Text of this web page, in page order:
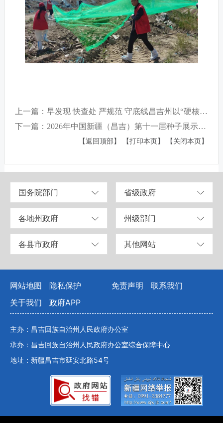
上一篇：早发现 快查处 严规范 守底线昌吉州以“硬核”执法筑牢自然资源安全屏障
下一篇：2026年中国新疆（昌吉）第十一届种子展示交易会即将启幕！
【返回顶部】 【打印本页】 【关闭本页】
国务院部门 省级政府
各地州政府 州级部门
各县市政府 其他网站
网站地图 隐私保护 免责声明
联系我们
关于我们
政府APP
主办：昌吉回族自治州人民政府办公室
承办：昌吉回族自治州人民政府办公室综合保障中心
地址：新疆昌吉市延安北路54号